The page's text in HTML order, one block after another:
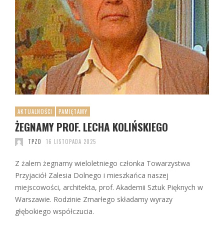
AKTUALNOŚCI PAMIĘTAMY
ŻEGNAMY PROF. LECHA KOLIŃSKIEGO
TPZD 16 LISTOPADA 2025
Z żalem żegnamy wieloletniego członka Towarzystwa
Przyjaciół Zalesia Dolnego i mieszkańca naszej
miejscowości, architekta, prof. Akademii Sztuk Pięknych w
Warszawie. Rodzinie Zmarłego składamy wyrazy
głębokiego współczucia.